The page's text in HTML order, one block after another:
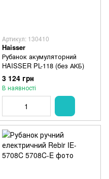
Артикул: 130410
Haisser
Рубанок акумуляторний
HAISSER PL-118 (без АКБ)
3 124 грн
В наявності